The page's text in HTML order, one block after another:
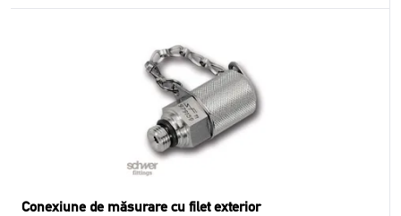
Conexiune de măsurare cu filet exterior